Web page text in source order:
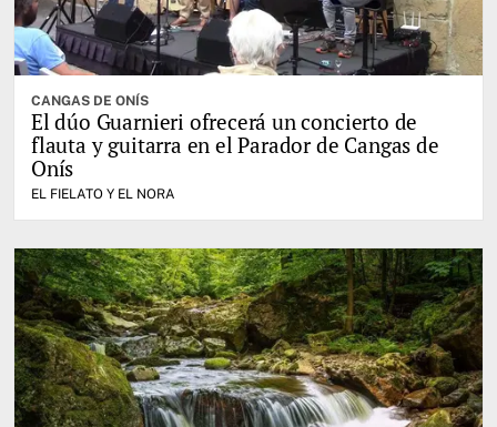
CANGAS DE ONÍS
El dúo Guarnieri ofrecerá un concierto de
flauta y guitarra en el Parador de Cangas de
Onís
EL FIELATO Y EL NORA